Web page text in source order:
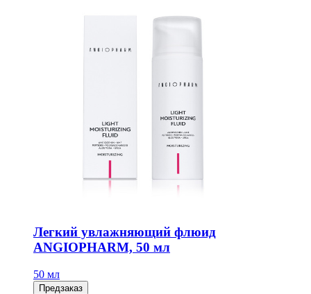
Легкий увлажняющий флюид
ANGIOPHARM, 50 мл
50 мл
Предзаказ